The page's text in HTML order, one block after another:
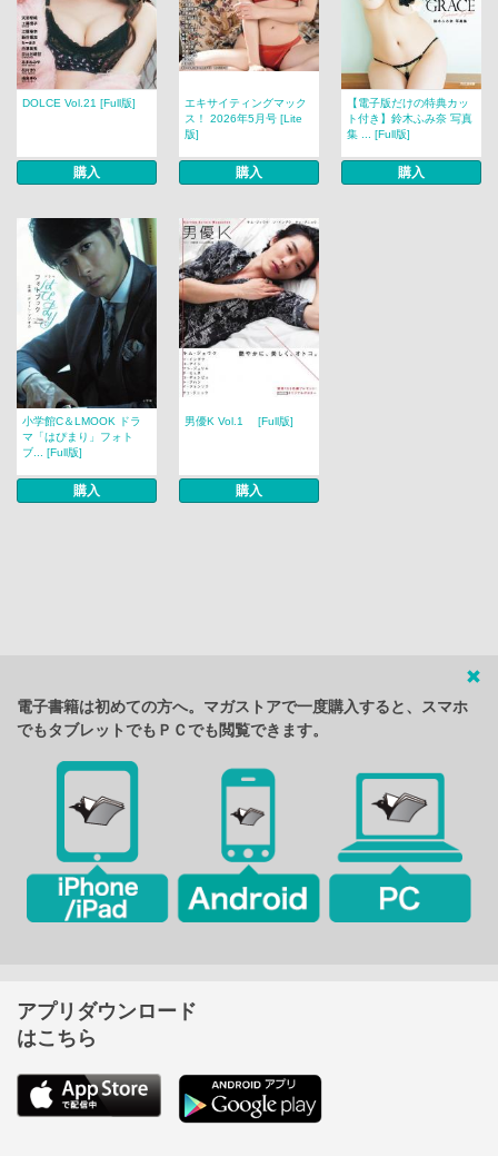
DOLCE Vol.21 [Full版]
購入
エキサイティングマック
ス！ 2026年5月号 [Lite
版]
購入
【電子版だけの特典カッ
ト付き】鈴木ふみ奈 写真
集 ... [Full版]
購入
小学館C＆LMOOK ドラ
マ「はぴまり」フォト
ブ... [Full版]
購入
男優K Vol.1 [Full版]
購入
電子書籍は初めての方へ。マガストアで一度購入すると、スマホ
でもタブレットでもＰＣでも閲覧できます。
アプリダウンロード
はこちら